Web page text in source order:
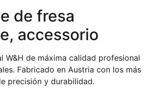
de fresa
accessorio
W&H de máxima calidad profesional
Fabricado en Austria con los más
precisión y durabilidad.